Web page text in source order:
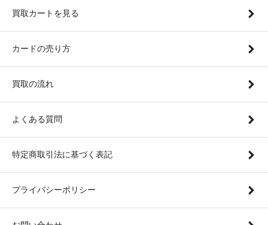
買取カートを見る
カードの売り方
買取の流れ
よくある質問
特定商取引法に基づく表記
プライバシーポリシー